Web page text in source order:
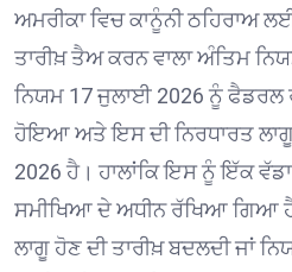
ਅਮਰੀਕਾ ਵਿਚ ਕਾਨੂੰਨੀ ਠਹਿਰਾਅ
ਤਾਰੀਖ਼ ਤੈਅ ਕਰਨ ਵਾਲਾ ਅੰਤਿਮ
ਨਿਯਮ 17 ਜੁਲਾਈ 2026 ਨੂੰ ਫੈਡਰਲ
ਹੋਇਆ ਅਤੇ ਇਸ ਦੀ ਨਿਰਧਾਰਤ ਲਾਗੂ
2026 ਹੈ। ਹਾਲਾਂਕਿ ਇਸ ਨੂੰ ਇੱਕ
ਸਮੀਖਿਆ ਦੇ ਅਧੀਨ ਰੱਖਿਆ ਗਿਆ
ਲਾਗੂ ਹੋਣ ਦੀ ਤਾਰੀਖ਼ ਬਦਲਦੀ ਜਾਂ